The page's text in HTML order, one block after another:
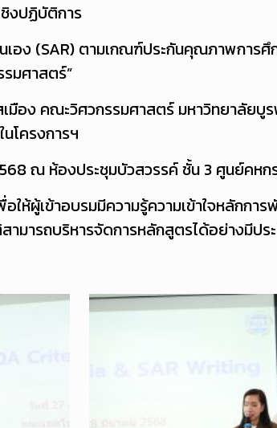
ชิงปฏิบัติการ
นเอง (SAR) ตามเกณฑ์ประกันคุณภาพกา
มศาสตร์”
มือง คณะวิศวกรรมศาสตร์ มหาวิทยาลัย
โครงการฯ
ณ ห้องประชุมบัวสวรรค์ ชั้น 3 ศูนย์คห
อให้ผู้เข้าอบรมมีความรู้ความเข้าใจหลัก
มารถบริหารจัดการหลักสูตรได้อย่างมีปร